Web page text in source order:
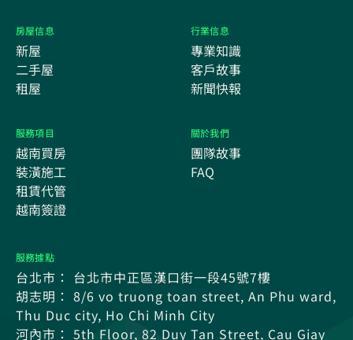
房屋信息
新屋
二手屋
租屋
行業信息
專業知識
客戶故事
新聞快報
服務項目
越南買房
裝潢施工
租賃代管
越南簽證
關於我們
團隊故事
FAQ
服務據點
台北市： 台北市中正區漢口街一段45號7樓
胡志明： 8/6 vo truong toan street, An Phu ward,
Thu Duc city, Ho Chi Minh City
河內市： 5th Floor, 82 Duy Tan Street, Cau Giay